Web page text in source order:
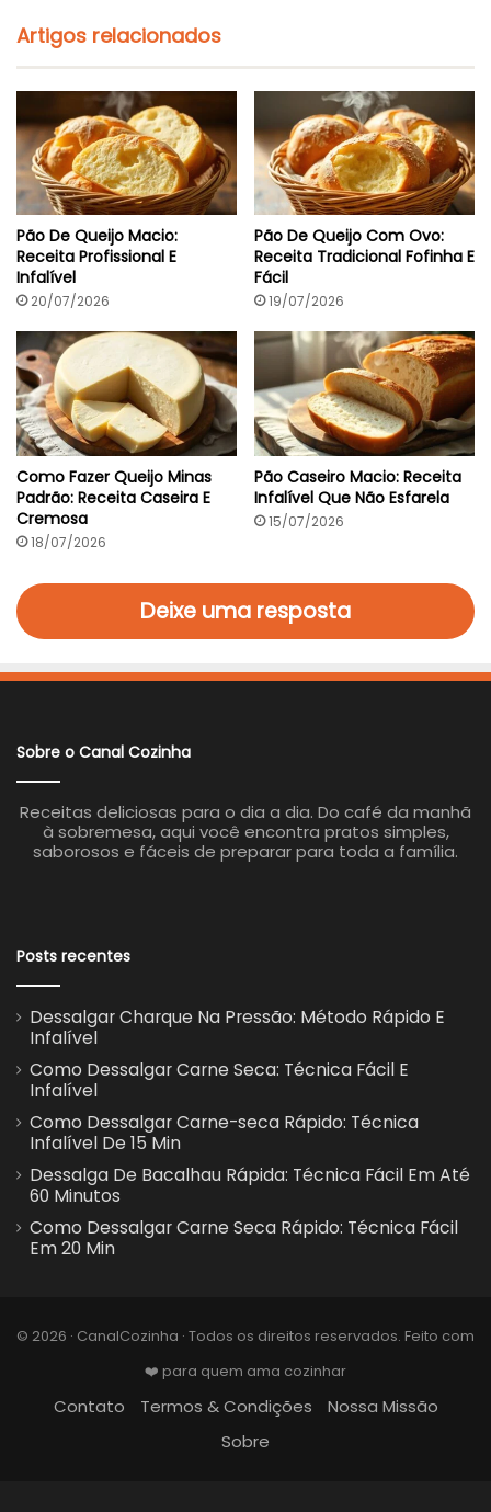
Artigos relacionados
Pão De Queijo Macio:
Receita Profissional E
Infalível
20/07/2026
Pão De Queijo Com Ovo:
Receita Tradicional Fofinha E
Fácil
19/07/2026
Como Fazer Queijo Minas
Padrão: Receita Caseira E
Cremosa
18/07/2026
Pão Caseiro Macio: Receita
Infalível Que Não Esfarela
15/07/2026
Deixe uma resposta
Sobre o Canal Cozinha
Receitas deliciosas para o dia a dia. Do café da manhã
à sobremesa, aqui você encontra pratos simples,
saborosos e fáceis de preparar para toda a família.
Posts recentes
Dessalgar Charque Na Pressão: Método Rápido E
Infalível
Como Dessalgar Carne Seca: Técnica Fácil E
Infalível
Como Dessalgar Carne-seca Rápido: Técnica
Infalível De 15 Min
Dessalga De Bacalhau Rápida: Técnica Fácil Em Até
60 Minutos
Como Dessalgar Carne Seca Rápido: Técnica Fácil
Em 20 Min
© 2026 · CanalCozinha · Todos os direitos reservados. Feito com
❤️ para quem ama cozinhar
Contato Termos & Condições
Nossa Missão
Sobre